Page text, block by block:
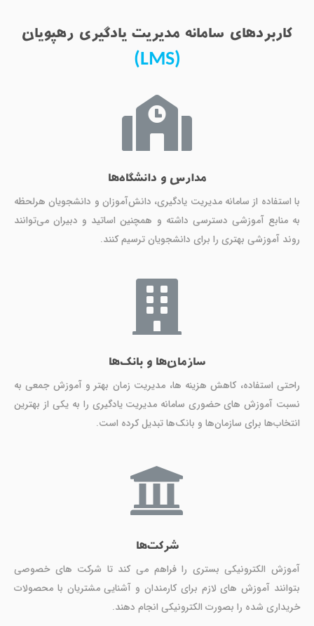
کاربردهای سامانه مدیریت یادگیری رهپویان
(LMS)
مدارس و دانشگاه‌ها
با استفاده از سامانه مدیریت یادگیری، دانش‌آموزان و دانشجویان هرلحظه
به منابع آموزشی دسترسی داشته و همچنین اساتید و دبیران می‌توانند
روند آموزشی بهتری را برای دانشجویان ترسیم کنند.
سازمان‌ها و بانک‌ها
راحتی استفاده، کاهش هزینه ها، مدیریت زمان بهتر و آموزش جمعی به
نسبت آموزش های حضوری سامانه مدیریت یادگیری را به یکی از بهترین
انتخاب‌ها برای سازمان‌ها و بانک‌ها تبدیل کرده است.
شرکت‌ها
آموزش الکترونیکی بستری را فراهم می کند تا شرکت های خصوصی
بتوانند آموزش های لازم برای کارمندان و آشنایی مشتریان با محصولات
خریداری شده را بصورت الکترونیکی انجام دهند.